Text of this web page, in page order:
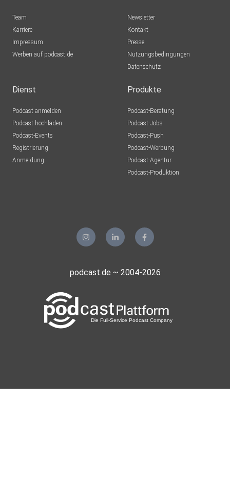
Team
Karriere
Impressum
Werben auf podcast.de
Newsletter
Kontakt
Presse
Nutzungsbedingungen
Datenschutz
Dienst
Podcast anmelden
Podcast hochladen
Podcast-Events
Registrierung
Anmeldung
Produkte
Podcast-Beratung
Podcast-Jobs
Podcast-Push
Podcast-Werbung
Podcast-Agentur
Podcast-Produktion
podcast.de ~ 2004-2026